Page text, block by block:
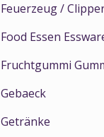
Feuerzeug /
Food Essen
Fruchtgummi
Gebaeck
Getränke